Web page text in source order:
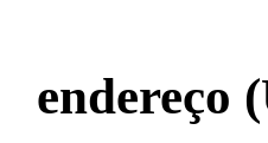
endereço